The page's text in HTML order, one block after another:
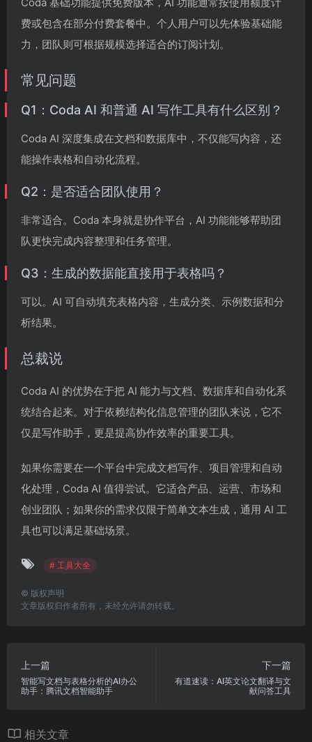
费或包含在部分付费套餐中。个人用户可以先体验基础能
力，团队则可根据规模选择适合的订阅计划。
常见问题
Q1：Coda AI 和普通 AI 写作工具有什么区别？
Coda AI 深度集成在文档和数据库中，不仅能写内容，还
能操作表格和自动化流程。
Q2：是否适合团队使用？
非常适合。Coda 本身就是协作平台，AI 功能能够帮助团
队更快完成内容整理和任务管理。
Q3：生成的数据能直接用于表格吗？
可以。AI 可自动填充表格内容，生成分类、示例数据和分
析结果。
总裁说
Coda AI 的优势在于把 AI 能力与文档、数据库和自动化系
统结合起来。对于依赖结构化信息管理的团队来说，它不
仅是写作助手，更是提高协作效率的重要工具。
如果你需要在一个平台中完成文档写作、项目管理和自动
化处理，Coda AI 值得尝试。它适合产品、运营、市场和
创业团队；如果你的需求仅限于简单文本生成，通用 AI 工
具也可以满足基础场景。
# 工具大全
© 版权声明
文章版权归作者所有，未经允许请勿转载。
上一篇
智能写文档与表格分析的AI办公
助手：腾讯文档智能助手
下一篇
有道速读：AI英文论文翻译与文
献问答工具
相关文章